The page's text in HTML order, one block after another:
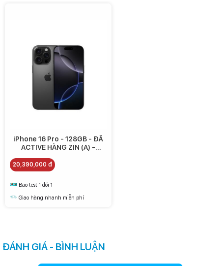
iPhone 16 Pro - 128GB - ĐÃ
ACTIVE HÀNG ZIN (A) -
20,390,000 đ
Bao test 1 đổi 1
Giao hàng nhanh miễn phí
ĐÁNH GIÁ - BÌNH LUẬN